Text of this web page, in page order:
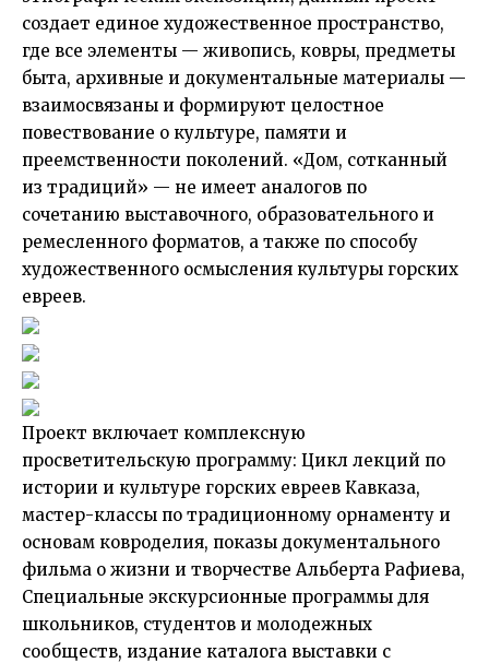
создает единое художественное пространство,
где все элементы — живопись, ковры, предметы
быта, архивные и документальные материалы —
взаимосвязаны и формируют целостное
повествование о культуре, памяти и
преемственности поколений. «Дом, сотканный
из традиций» — не имеет аналогов по
сочетанию выставочного, образовательного и
ремесленного форматов, а также по способу
художественного осмысления культуры горских
евреев.
Проект включает комплексную
просветительскую программу: Цикл лекций по
истории и культуре горских евреев Кавказа,
мастер-классы по традиционному орнаменту и
основам ковроделия, показы документального
фильма о жизни и творчестве Альберта Рафиева,
Специальные экскурсионные программы для
школьников, студентов и молодежных
сообществ, издание каталога выставки с